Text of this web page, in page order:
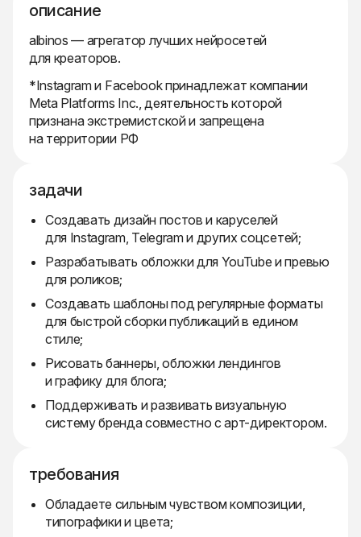
описание
albinos — агрегатор лучших нейросетей
для креаторов.
*Instagram и Facebook принадлежат компании
Meta Platforms Inc., деятельность которой
признана экстремистской и запрещена
на территории РФ
задачи
Создавать дизайн постов и каруселей
для Instagram, Telegram и других соцсетей;
Разрабатывать обложки для YouTube и превью
для роликов;
Создавать шаблоны под регулярные форматы
для быстрой сборки публикаций в едином
стиле;
Рисовать баннеры, обложки лендингов
и графику для блога;
Поддерживать и развивать визуальную
систему бренда совместно с арт-директором.
требования
Обладаете сильным чувством композиции,
типографики и цвета;